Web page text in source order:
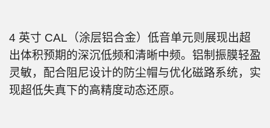
4 英寸 CAL（涂层铝合金）低音单元则展现出超
出体积预期的深沉低频和清晰中频。铝制振膜轻盈
灵敏，配合阻尼设计的防尘帽与优化磁路系统，实
现超低失真下的高精度动态还原。